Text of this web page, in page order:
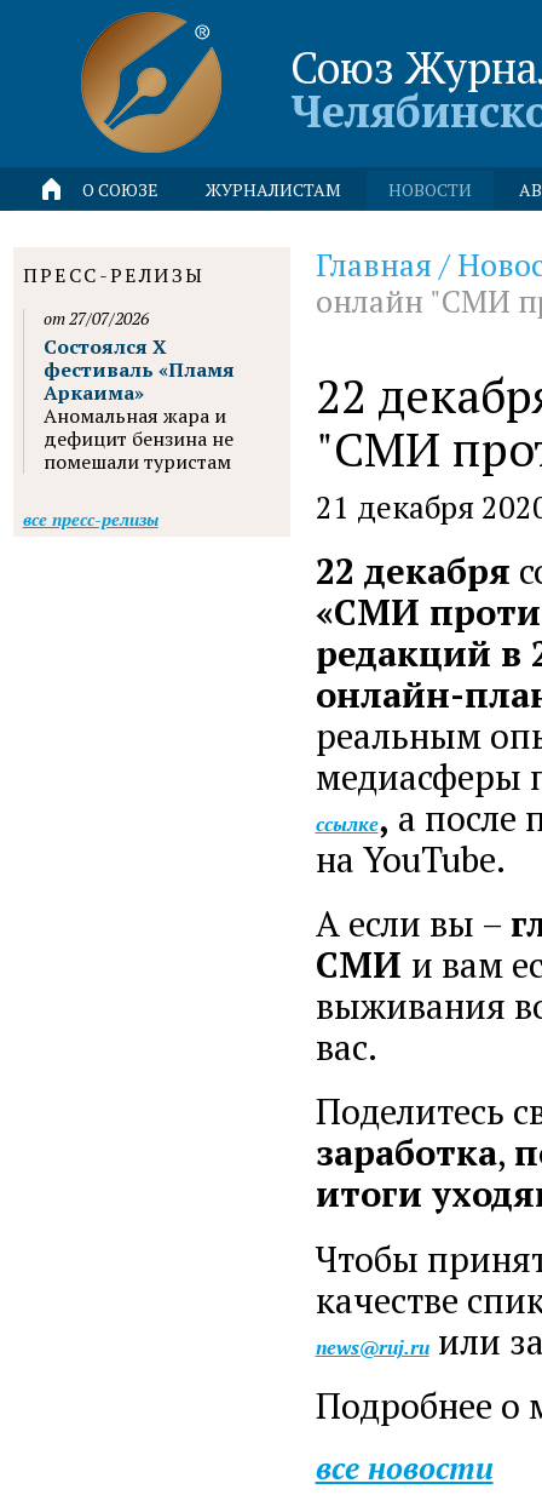
Союз
О СОЮЗЕ ЖУРНАЛИСТАМ НОВОСТИ
Главная /
онлайн "СМИ
22
"СМИ
21 декабря
22 декабря
«‎СМИ
редакций в
онлайн-
реальным
медиасферы
ссылке, а после
на YouTube.
А если вы –
СМИ и вам
выживания
вас.
Поделитесь
заработка,
итоги
Чтобы
качестве
news@ruj.ruили
Подробнее о
все новости
ПРЕСС-РЕЛИЗЫ
от 27/07/2026
Состоялся X
фестиваль «Пламя
Аркаима»
Аномальная жара и
дефицит бензина не
помешали туристам
все пресс-релизы